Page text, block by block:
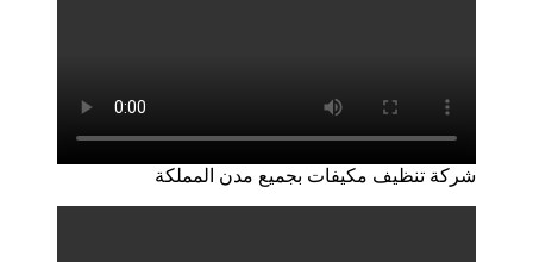
شركة تنظيف مكيفات بجميع مدن المملكة